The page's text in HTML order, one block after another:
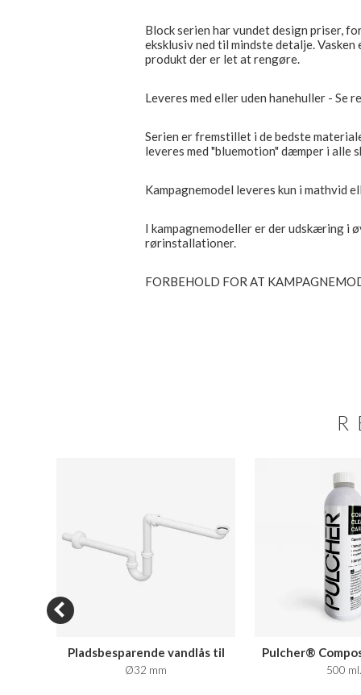
Block serien har vundet design priser,
eksklusiv ned til mindste detalje.
produkt der er let at rengøre.
Leveres med eller uden hanehuller - Se
Serien er fremstillet i de bedste
leveres med "bluemotion" dæmper i alle
Kampagnemodel leveres kun i mathvid
I kampagnemodeller er der udskæring i
rørinstallationer.
FORBEHOLD FOR AT
Pladsbesparende vandlås til
badmøbler
Ø32 mm
Pulcher®
Care
500 ml.